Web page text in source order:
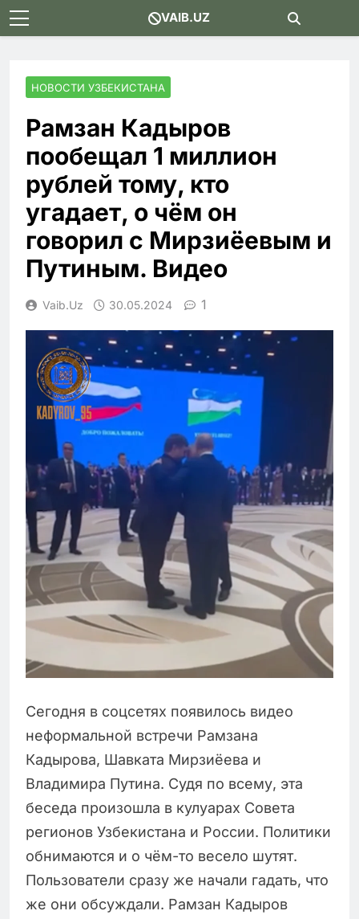
Skip
to
VAIB.UZ
НОВОСТИ УЗБЕКИСТАНА
Рамзан Кадыров
пообещал 1 миллион
рублей тому, кто
угадает, о чём он
говорил с Мирзиёевым и
Путиным. Видео
Vaib.uz 30.05.2024 1
Сегодня в соцсетях появилось видео
неформальной встречи Рамзана
Кадырова, Шавката Мирзиёева и
Владимира Путина. Судя по всему, эта
беседа произошла в кулуарах Совета
регионов Узбекистана и России. Политики
обнимаются и о чём-то весело шутят.
Пользователи сразу же начали гадать, что
же они обсуждали. Рамзан Кадыров